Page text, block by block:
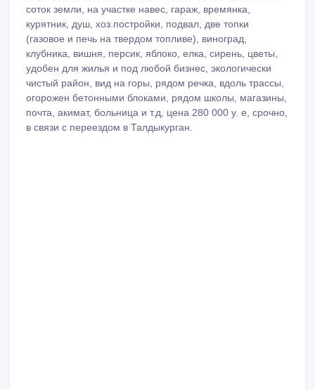
парикмахерская, все коммуникации, все документы, 20
соток земли, на участке навес, гараж, времянка,
курятник, душ, хоз.постройки, подвал, две топки
(газовое и печь на твердом топливе), виноград,
клубника, вишня, персик, яблоко, елка, сирень, цветы,
удобен для жилья и под любой бизнес, экологически
чистый район, вид на горы, рядом речка, вдоль трассы,
огорожен бетонными блоками, рядом школы, магазины,
почта, акимат, больница и т.д, цена 280 000 у. е, срочно,